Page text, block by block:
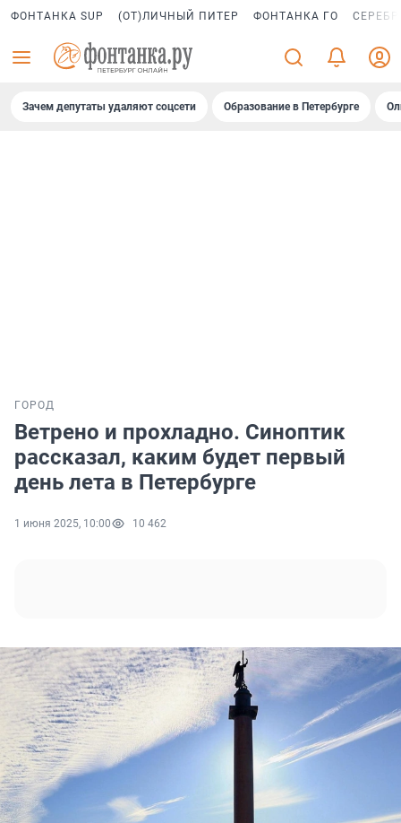
ФОНТАНКА SUP (ОТ)ЛИЧНЫЙ ПИТЕР ФОНТАНКА ГО
Зачем депутаты удаляют соцсети Образование в Петербурге
ГОРОД
Ветрено и прохладно. Синоптик
рассказал, каким будет первый
день лета в Петербурге
1 июня 2025, 10:00 10 462